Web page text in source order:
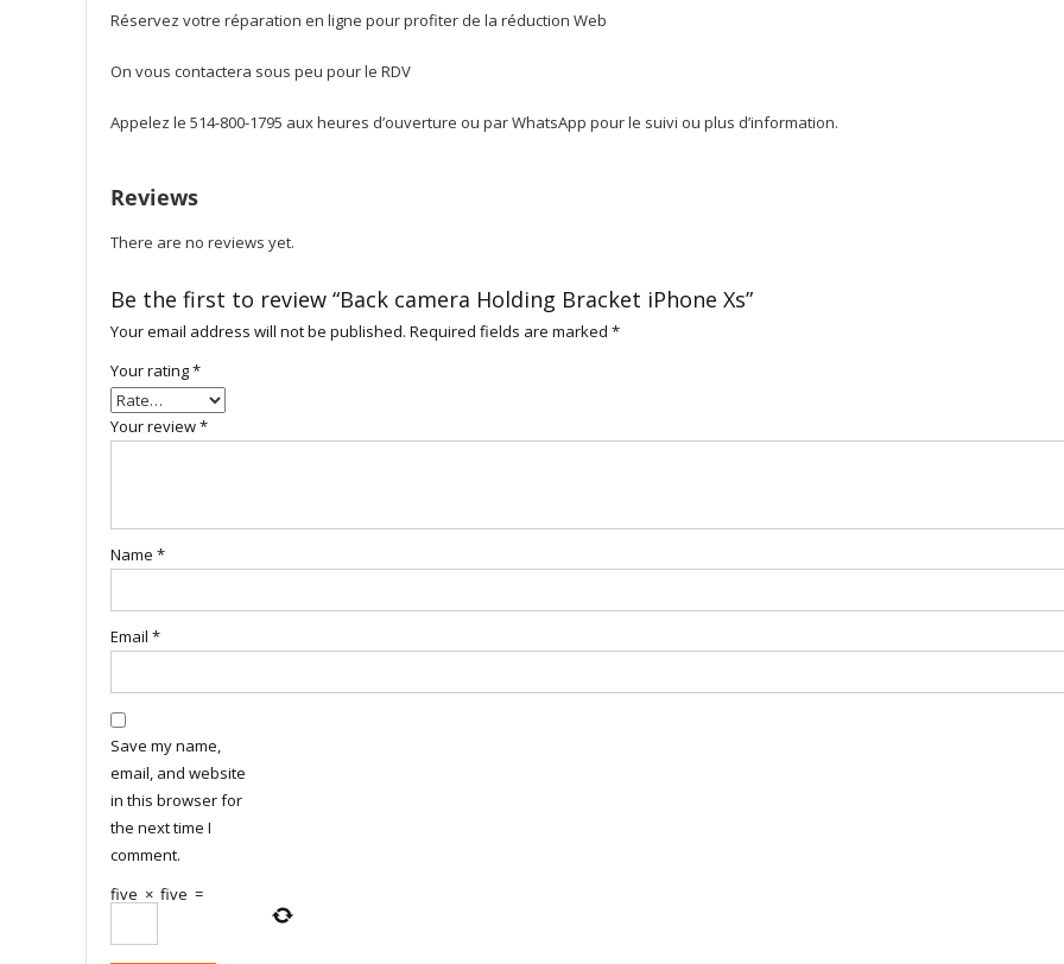
Réservez votre réparation en ligne pour profiter de la réduction Web
On vous contactera sous peu pour le RDV
Appelez le 514-800-1795 aux heures d’ouverture ou par WhatsApp pour le suivi ou plus d’information.
Reviews
There are no reviews yet.
Be the first to review “Back camera Holding Bracket iPhone Xs”
Your email address will not be published. Required fields are marked *
Your rating*
Your review*
Name *
Email *
Save my name,
email, and website
in this browser for
the next time I
comment.
five × five =